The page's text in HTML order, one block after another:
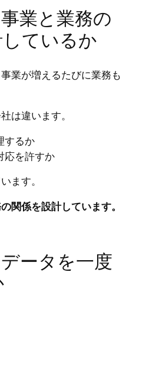
業と業務の
ているか
業が増えるたびに業務も
は違います。
するか
応を許すか
ます。
関係を設計しています。
ータを一度